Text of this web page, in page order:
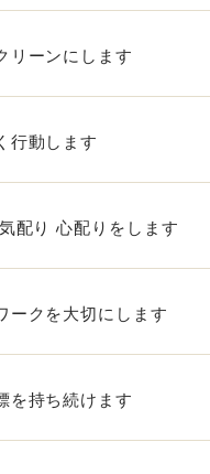
リーンにします
行動します
配り 心配りをします
ークを大切にします
を持ち続けます